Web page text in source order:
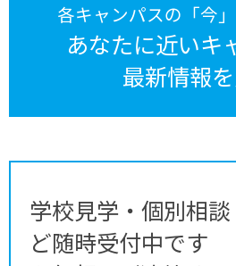
各キャンパスの「今
あなたに近いキ
最新情報
学校見学・個別相
ど随時受付中です